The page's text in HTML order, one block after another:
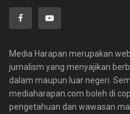
Media Harapan merupakan
jurnalism yang menyajikan
dalam maupun luar negeri.
mediaharapan.com boleh di
pengetahuan dan wawasan